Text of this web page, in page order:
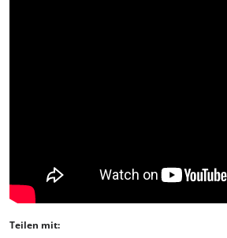
Teilen mit: